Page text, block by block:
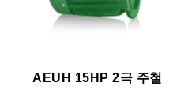
AEUH 15HP 2극 주철